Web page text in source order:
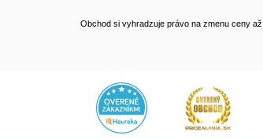
Obchod si vyhradzuje právo na zmenu ceny